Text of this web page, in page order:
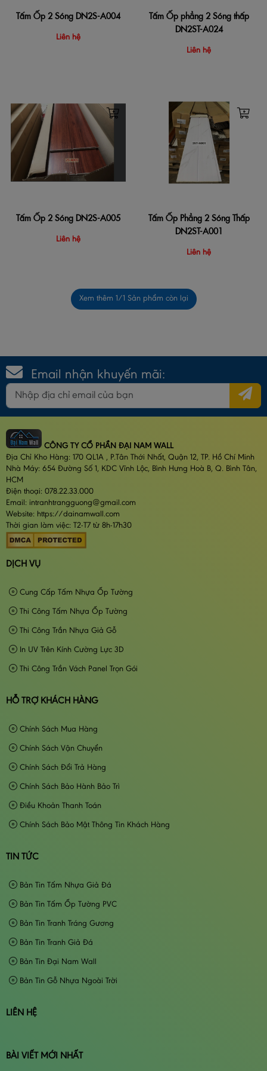
Tấm Ốp 2 Sóng DN2S-A004
Liên hệ
Tấm Ốp phẳng 2 Sóng thấp
DN2ST-A024
Liên hệ
Tấm Ốp 2 Sóng DN2S-A005
Liên hệ
Tấm Ốp Phẳng 2 Sóng Thấp
DN2ST-A001
Liên hệ
Xem thêm 1 /1 Sản phẩm còn lại
Email nhận khuyến mãi:
CÔNG TY CỔ PHẦN ĐẠI NAM WALL
Địa Chỉ Kho Hàng: 170 QL1A , P.Tân Thới Nhất, Quận 12, TP. Hồ Chí Minh
Nhà Máy: 654 Đường Số 1, KDC Vĩnh Lộc, Bình Hưng Hoà B, Q. Bình Tân,
HCM
Điện thoại: 078.22.33.000
Email: intranhtrangguong@gmail.com
Website: https://dainamwall.com
Thời gian làm việc: T2-T7 từ 8h-17h30
DỊCH VỤ
Cung Cấp Tấm Nhựa Ốp Tường
Thi Công Tấm Nhựa Ốp Tường
Thi Công Trần Nhựa Giả Gỗ
In UV Trên Kính Cường Lực 3D
Thi Công Trần Vách Panel Trọn Gói
HỖ TRỢ KHÁCH HÀNG
Chính Sách Mua Hàng
Chính Sách Vận Chuyển
Chính Sách Đổi Trả Hàng
Chính Sách Bảo Hành Bảo Trì
Điều Khoản Thanh Toán
Chính Sách Bảo Mật Thông Tin Khách Hàng
TIN TỨC
Bản Tin Tấm Nhựa Giả Đá
Bản Tin Tấm Ốp Tường PVC
Bản Tin Tranh Tráng Gương
Bản Tin Tranh Giả Đá
Bản Tin Đại Nam Wall
Bản Tin Gỗ Nhựa Ngoài Trời
LIÊN HỆ
BÀI VIẾT MỚI NHẤT